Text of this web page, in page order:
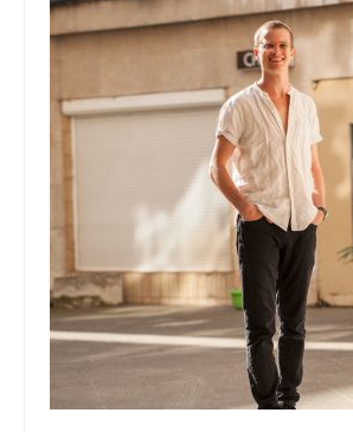
Archivo
Idioma: